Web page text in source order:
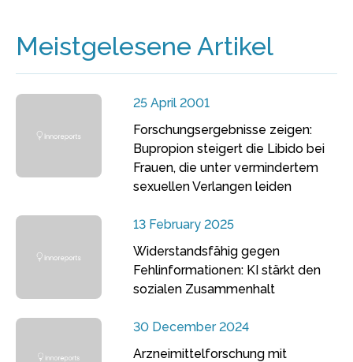
Meistgelesene Artikel
25 April 2001
Forschungsergebnisse zeigen:
Bupropion steigert die Libido bei
Frauen, die unter vermindertem
sexuellen Verlangen leiden
13 February 2025
Widerstandsfähig gegen
Fehlinformationen: KI stärkt den
sozialen Zusammenhalt
30 December 2024
Arzneimittelforschung mit